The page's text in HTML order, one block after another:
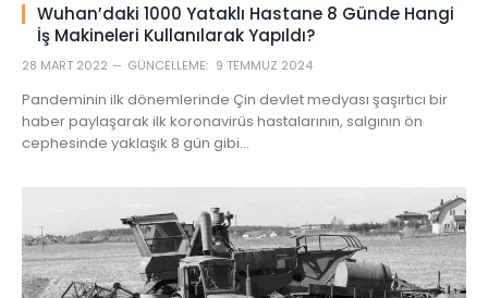
Wuhan’daki 1000 Yataklı Hastane 8 Günde Hangi
İş Makineleri Kullanılarak Yapıldı?
28 MART 2022 GÜNCELLEME: 9 TEMMUZ 2024
Pandeminin ilk dönemlerinde Çin devlet medyası şaşırtıcı bir
haber paylaşarak ilk koronavirüs hastalarının, salgının ön
cephesinde yaklaşık 8 gün gibi…